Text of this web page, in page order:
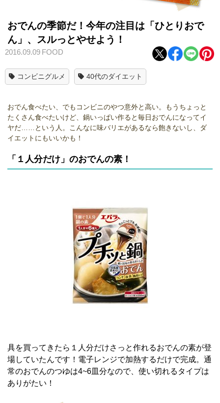
おでんの季節だ！今年の注目は「ひとりおで
ん」、スルっとやせよう！
2016.09.09 FOOD
コンビニグルメ 40代のダイエット
おでん食べたい、でもコンビニのやつ意外と高い。もうちょっと
たくさん食べたいけど、鍋いっぱい作ると毎日おでんになってイ
ヤだ……という人。こんなに味バリエがあるなら飽きないし、ダ
イエットにもいいかも！
「１人分だけ」のおでんの素！
具を買ってきたら１人分だけさっと作れるおでんの素が登
場していたんです！電子レンジで加熱するだけで完成。通
常のおでんのつゆは4~6皿分なので、使い切れるタイプは
ありがたい！